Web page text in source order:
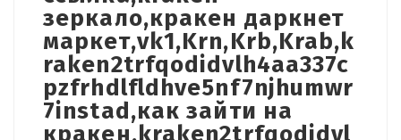
зеркало,кракен даркнет
маркет,vk1,Krn,Krb,Krab,k
raken2trfqodidvlh4aa337c
pzfrhdlfldhve5nf7njhumwr
7instad,как зайти на
кракен,kraken2trfqodidvl